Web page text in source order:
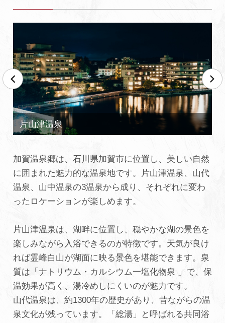
プライバシーポリシー
加賀温泉郷は、石川県加賀市に位置し、美しい自然
に囲まれた魅力的な温泉地です。片山津温泉、山代
温泉、山中温泉の3温泉から成り、それぞれに変わ
ったロケーションが楽しめます。
片山津温泉は、湖畔に位置し、穏やかな湖の景色を
楽しみながら入浴できるのが特徴です。天気が良け
れば霊峰白山が湖面に映る景色を堪能できます。泉
質は「ナトリウム・カルシウム一塩化物泉 」で、保
温効果が高く、湯冷めしにくいのが魅力です。
山代温泉は、約1300年の歴史があり、昔ながらの温
泉文化が残っています。「総湯」と呼ばれる共同浴